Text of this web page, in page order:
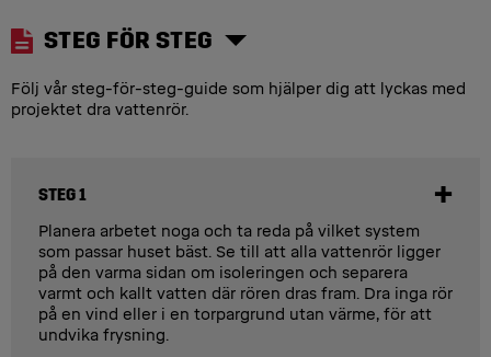
STEG FÖR STEG
Följ vår steg-för-steg-guide som hjälper dig att lyckas med
projektet dra vattenrör.
STEG 1
Planera arbetet noga och ta reda på vilket system
som passar huset bäst. Se till att alla vattenrör ligger
på den varma sidan om isoleringen och separera
varmt och kallt vatten där rören dras fram. Dra inga rör
på en vind eller i en torpargrund utan värme, för att
undvika frysning.